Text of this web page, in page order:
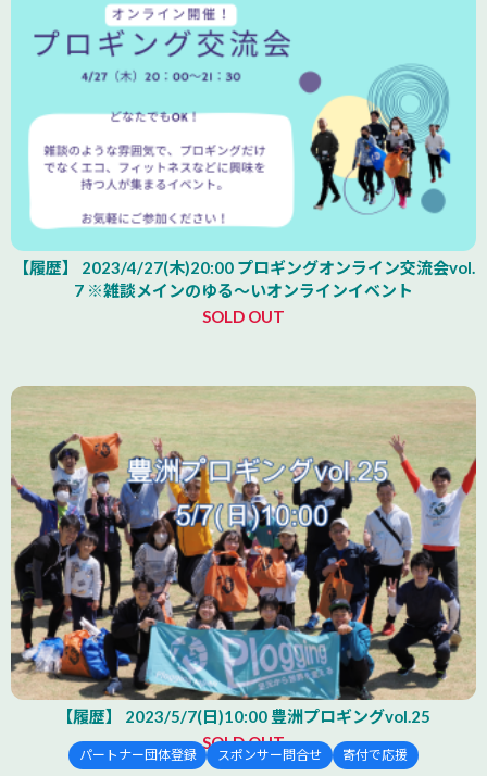
パートナー団体登録 スポンサー問合せ 寄付で応援
【履歴】 2023/4/27(木)20:00 プロギングオンライン交流会vol.
7 ※雑談メインのゆる〜いオンラインイベント
SOLD OUT
【履歴】 2023/5/7(日)10:00 豊洲プロギングvol.25
SOLD OUT